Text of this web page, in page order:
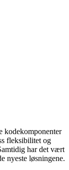
kodekomponenter
fleksibilitet og
har det vært
nyeste løsningene.